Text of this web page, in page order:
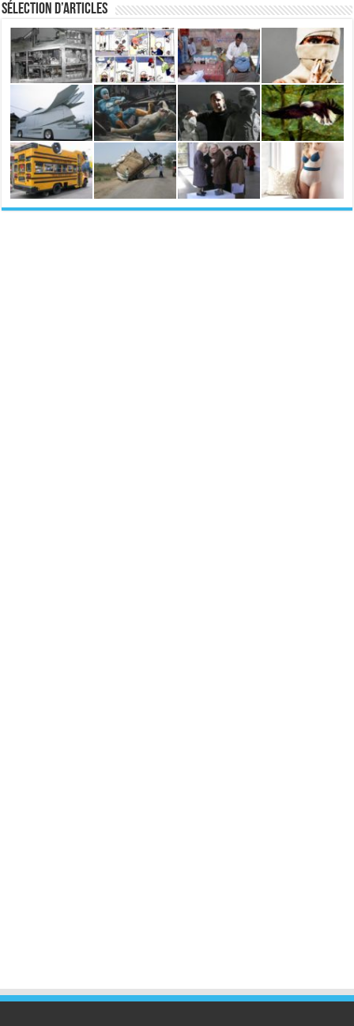
Sélection d’articles